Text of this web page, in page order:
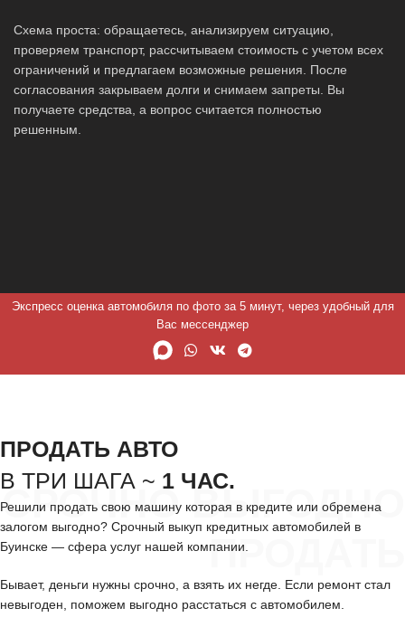
Схема проста: обращаетесь, анализируем ситуацию,
проверяем транспорт, рассчитываем стоимость с учетом всех
ограничений и предлагаем возможные решения. После
согласования закрываем долги и снимаем запреты. Вы
получаете средства, а вопрос считается полностью
решенным.
Экспресс оценка автомобиля по фото за 5 минут, через удобный для
Вас мессенджер
СРОЧНО ВЫГОДНО
ПРОДАТЬ
ПРОДАТЬ АВТО
В ТРИ ШАГА ~ 1 ЧАС.
Решили продать свою машину которая в кредите или обремена
залогом выгодно? Срочный выкуп кредитных автомобилей в
Буинске — сфера услуг нашей компании.
Бывает, деньги нужны срочно, а взять их негде. Если ремонт стал
невыгоден, поможем выгодно расстаться с автомобилем.